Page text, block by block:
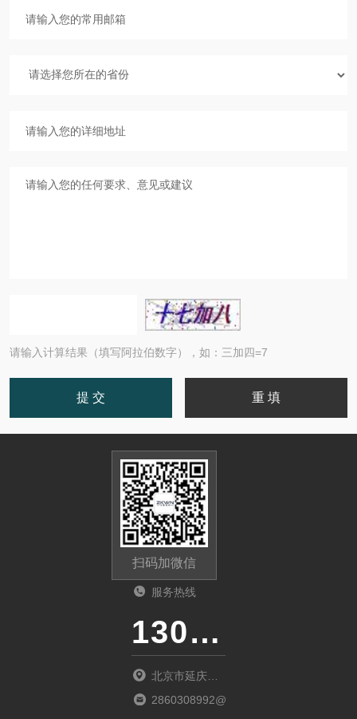
请输入计算结果（填写阿拉伯数字），如：三加四=7
扫码加微信
服务热线
13011285763
北京市延庆区
中关村延庆园
2860308992@qq.com